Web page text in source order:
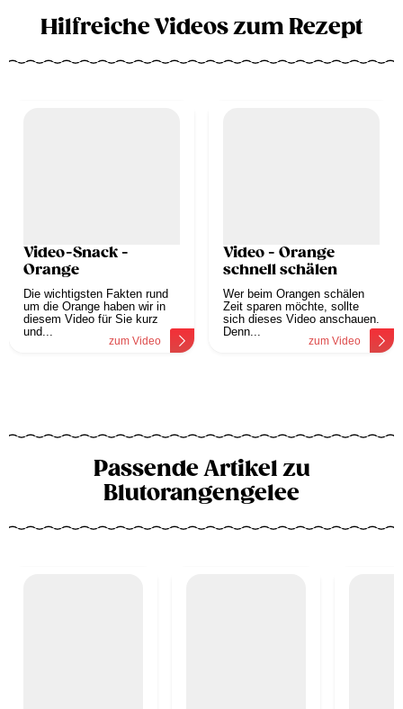
Hilfreiche Videos zum Rezept
Video-Snack -
Orange
Die wichtigsten Fakten rund
um die Orange haben wir in
diesem Video für Sie kurz
und...
zum Video
Video - Orange
schnell schälen
Wer beim Orangen schälen
Zeit sparen möchte, sollte
sich dieses Video anschauen.
Denn...
zum Video
Passende Artikel zu
Blutorangengelee